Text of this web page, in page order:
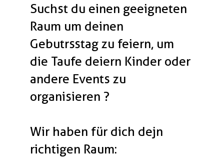
Suchst du einen geeigneten
Raum um deinen
Gebutrsstag zu feiern, um
die Taufe deiern Kinder oder
andere Events zu
organisieren ?
Wir haben für dich dejn
richtigen Raum: